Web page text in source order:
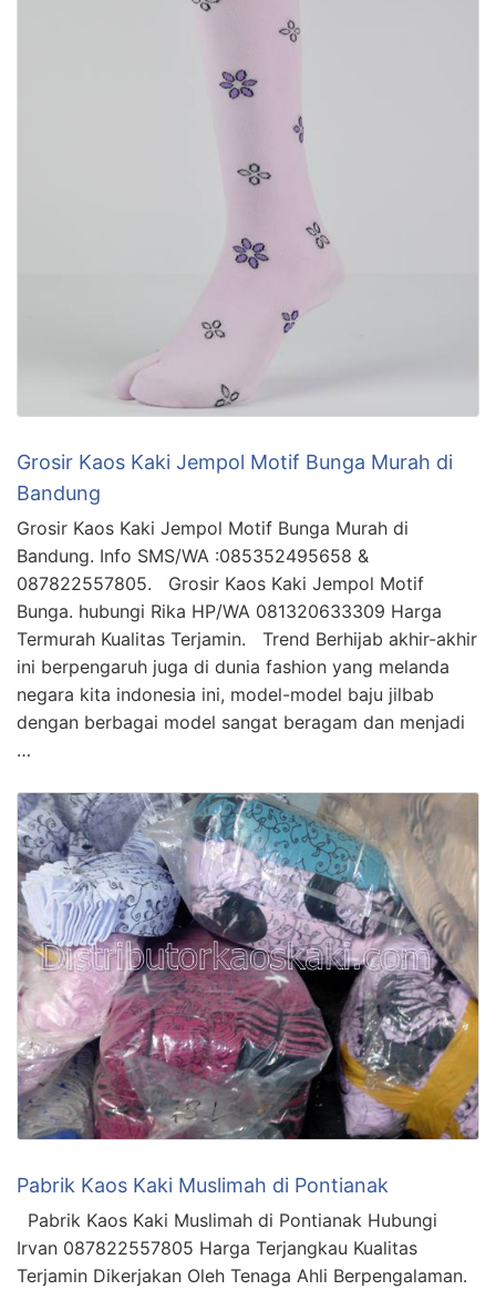
Grosir Kaos Kaki Jempol Motif Bunga Murah di
Bandung
Grosir Kaos Kaki Jempol Motif Bunga Murah di
Bandung. Info SMS/WA :085352495658 &
087822557805. Grosir Kaos Kaki Jempol Motif
Bunga. hubungi Rika HP/WA 081320633309 Harga
Termurah Kualitas Terjamin. Trend Berhijab akhir-akhir
ini berpengaruh juga di dunia fashion yang melanda
negara kita indonesia ini, model-model baju jilbab
dengan berbagai model sangat beragam dan menjadi
…
Pabrik Kaos Kaki Muslimah di Pontianak
Pabrik Kaos Kaki Muslimah di Pontianak Hubungi
Irvan 087822557805 Harga Terjangkau Kualitas
Terjamin Dikerjakan Oleh Tenaga Ahli Berpengalaman.